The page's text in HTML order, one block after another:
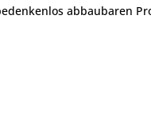
abbaubaren